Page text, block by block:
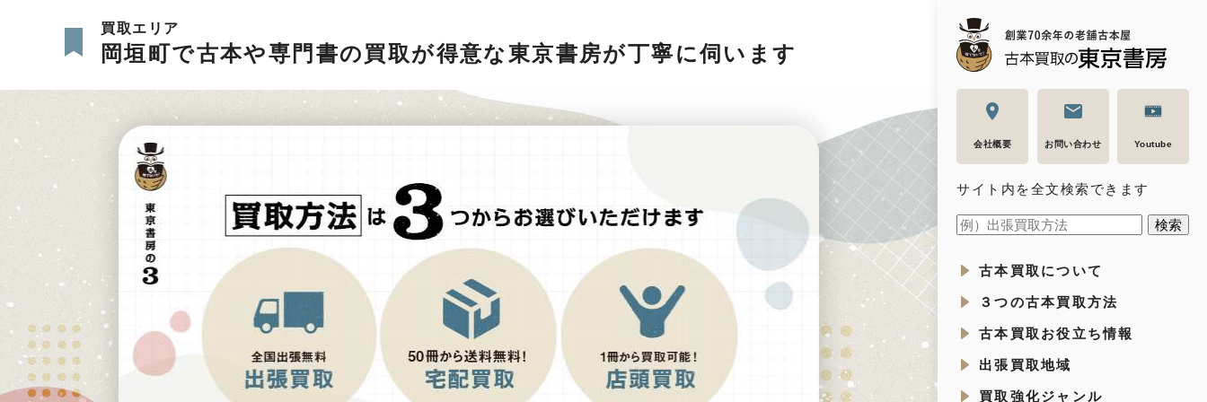
会社概要 お問い合わせ Youtube
サイト内を全文検索できます
古本買取について
３つの古本買取方法
古本買取お役立ち情報
出張買取地域
買取強化ジャンル
買取エリア
岡垣町で古本や専門書の買取が得意な東京書房が丁寧に伺います